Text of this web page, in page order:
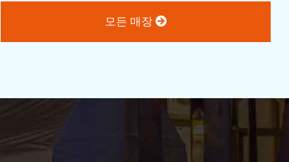
모든 매장